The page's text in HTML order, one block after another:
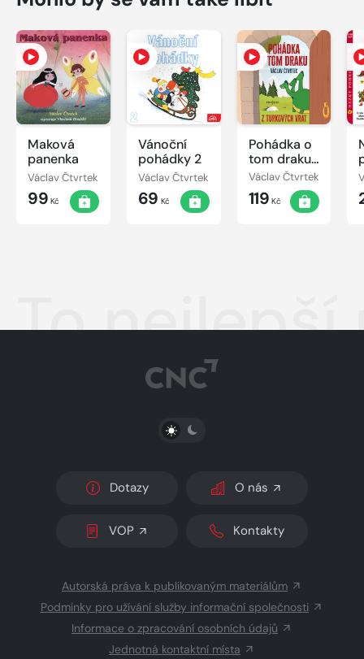
Maková
panenka
Václav Čtvrtek
99 Kč
Vánoční
pohádky 2
Václav Čtvrtek
69 Kč
Pohádka o
tom draku
z Turkových
Vrat
Václav Čtvrtek
119 Kč
To
PŘEPNOUT SVĚTLÝ/TMAVÝ REŽIM
Dotazy O nás
VOP Kontakty
Autorská práva k publikovaným materiálům
Podmínky pro užívání služby informační společnosti
Informace o zpracování osobních údajů
Jednotná kontaktní místa